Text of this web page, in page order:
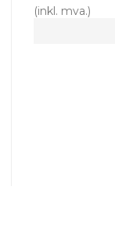
(inkl. mva.)